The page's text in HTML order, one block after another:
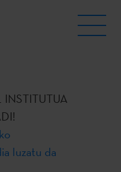
INSTITUTUA
luzatu da